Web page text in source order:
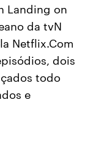
Landing on
da tvN
Netflix.Com
dois
todo
e